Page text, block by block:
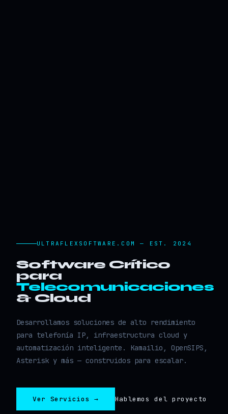
ULTRAFLEXSOFTWARE.COM — EST. 2024
Software Crítico
para
Telecomunicaciones
& Cloud
Desarrollamos soluciones de alto rendimiento
para telefonía IP, infraestructura cloud y
automatización inteligente. Kamailio, OpenSIPS,
Asterisk y más — construidos para escalar.
Ver Servicios → Hablemos del proyecto